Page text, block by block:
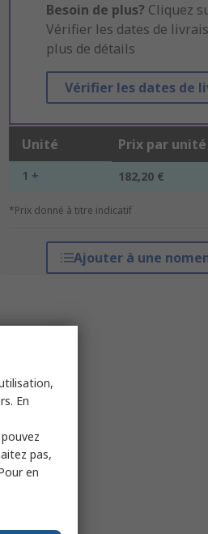
Besoin de plus? Cliquez
Vérifier les dates de
plus de détails
Vérifier les dates de
Unité Prix par unité
1 + 182,20 €
*Prix donné à titre indicatif
Ajouter à une
En
pas,
en